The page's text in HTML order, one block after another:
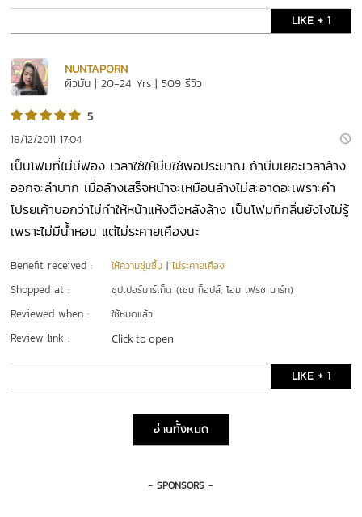
LIKE + 1
NUNTAPORN
ผิวมัน | 20-24 Yrs | 509 รีวิว
5
18/12/2011 17:04
เป็นโฟมที่ไม่มีฟอง เวลาใช้ให้บีบใช้พอประมาณ ถ้าบีบเยอะเวลาล้าง
ออกจะลำบาก เมื่อล้างเสร็จหน้าจะเหมือนล้างไม่สะอาดอะเพราะคำ
โปรยเค้าบอกว่าไม่ทำให้หน้าแห้งตึงหลังล้าง เป็นโฟมที่กลิ่นยังไงไม่รู้
เพราะไม่มีน้ำหอม แต่ไม่ระคายเคืองนะ
Benefit received : ให้ความชุ่มชื้น |ไม่ระคายเคือง
Shopped at : ซุปเปอร์มาร์เก็ต (เช่น ท็อปส์, โฮม เฟรช มาร์ท)
Reviewed when : ใช้หมดแล้ว
Review link : Click to open
LIKE + 1
อ่านทั้งหมด
- SPONSORS -